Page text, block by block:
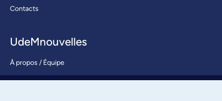
Contacts
UdeMnouvelles
À propos / Équipe